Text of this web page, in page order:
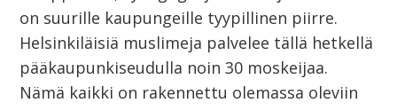
on suurille kaupungeille tyypillinen piirre.
Helsinkiläisiä muslimeja palvelee tällä hetkellä
pääkaupunkiseudulla noin 30 moskeijaa.
Nämä kaikki on rakennettu olemassa oleviin